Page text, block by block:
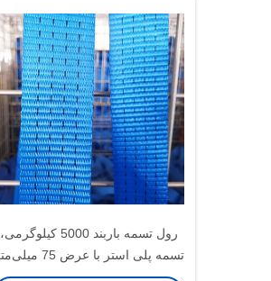
رول تسمه باربند 5000 کیلوگرمی،
تسمه پلی استر با عرض 75 میلی‌متر